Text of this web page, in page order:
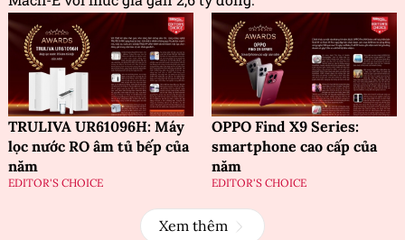
TRULIVA UR61096H: Máy
lọc nước RO âm tủ bếp của
năm
EDITOR'S CHOICE
OPPO Find X9 Series:
smartphone cao cấp của
năm
EDITOR'S CHOICE
Xem thêm